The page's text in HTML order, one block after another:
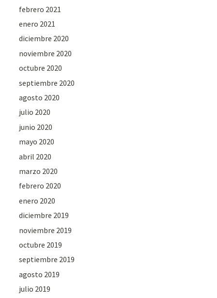
febrero 2021
enero 2021
diciembre 2020
noviembre 2020
octubre 2020
septiembre 2020
agosto 2020
julio 2020
junio 2020
mayo 2020
abril 2020
marzo 2020
febrero 2020
enero 2020
diciembre 2019
noviembre 2019
octubre 2019
septiembre 2019
agosto 2019
julio 2019